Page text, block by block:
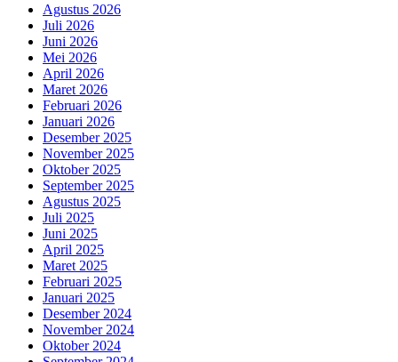
Agustus 2026
Juli 2026
Juni 2026
Mei 2026
April 2026
Maret 2026
Februari 2026
Januari 2026
Desember 2025
November 2025
Oktober 2025
September 2025
Agustus 2025
Juli 2025
Juni 2025
April 2025
Maret 2025
Februari 2025
Januari 2025
Desember 2024
November 2024
Oktober 2024